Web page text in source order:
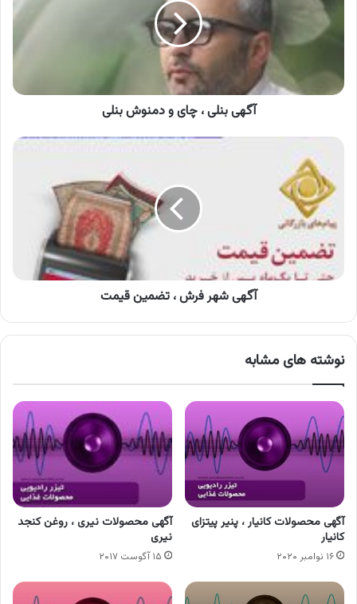
چای
دمنوش
آگهی بنلی ، چای و دمنوش بنلی
فرش
تضمین
قیمت
آگهی شهر فرش ، تضمین قیمت
نوشته های مشابه
آگهی محصولات کانیار ، پنیر پیتزای
کانیار
۱۶ نوامبر ۲۰۲۰
آگهی محصولات نیری ، روغن کنجد
نیری
۱۵ آگوست ۲۰۱۷